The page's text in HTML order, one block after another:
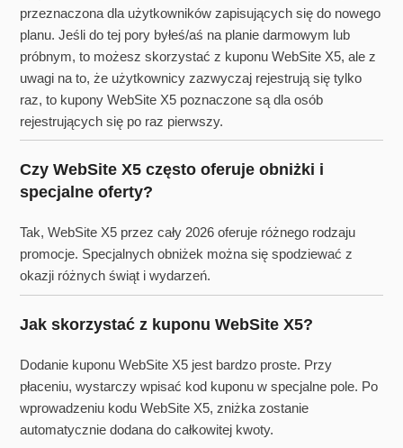
przeznaczona dla użytkowników zapisujących się do nowego
planu. Jeśli do tej pory byłeś/aś na planie darmowym lub
próbnym, to możesz skorzystać z kuponu WebSite X5, ale z
uwagi na to, że użytkownicy zazwyczaj rejestrują się tylko
raz, to kupony WebSite X5 poznaczone są dla osób
rejestrujących się po raz pierwszy.
Czy WebSite X5 często oferuje obniżki i
specjalne oferty?
Tak, WebSite X5 przez cały 2026 oferuje różnego rodzaju
promocje. Specjalnych obniżek można się spodziewać z
okazji różnych świąt i wydarzeń.
Jak skorzystać z kuponu WebSite X5?
Dodanie kuponu WebSite X5 jest bardzo proste. Przy
płaceniu, wystarczy wpisać kod kuponu w specjalne pole. Po
wprowadzeniu kodu WebSite X5, zniżka zostanie
automatycznie dodana do całkowitej kwoty.